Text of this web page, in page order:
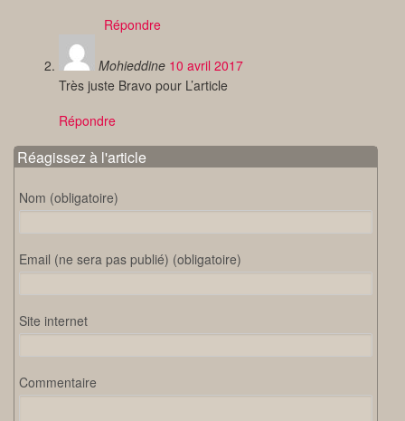
Répondre
Mohieddine 10 avril 2017
Très juste Bravo pour L’article
Répondre
Réagissez à l'article
Nom (obligatoire)
Email (ne sera pas publié) (obligatoire)
Site internet
Commentaire